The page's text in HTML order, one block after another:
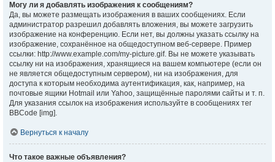
Могу ли я добавлять изображения к сообщениям?
Да, вы можете размещать изображения в ваших сообщениях. Если
администратор разрешил добавлять вложения, вы можете загрузить
изображение на конференцию. Если нет, вы должны указать ссылку на
изображение, сохранённое на общедоступном веб-сервере. Пример
ссылки: http://www.example.com/my-picture.gif. Вы не можете указывать
ссылку ни на изображения, хранящиеся на вашем компьютере (если он
не является общедоступным сервером), ни на изображения, для
доступа к которым необходима аутентификация, как, например, на
почтовые ящики Hotmail или Yahoo, защищённые паролями сайты и т. п.
Для указания ссылок на изображения используйте в сообщениях тег
BBCode [img].
Вернуться к началу
Что такое важные объявления?